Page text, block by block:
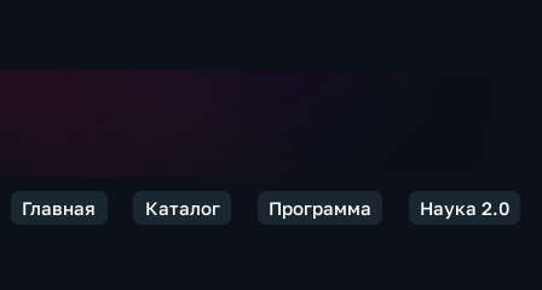
Главная Каталог Программа Наука 2.0